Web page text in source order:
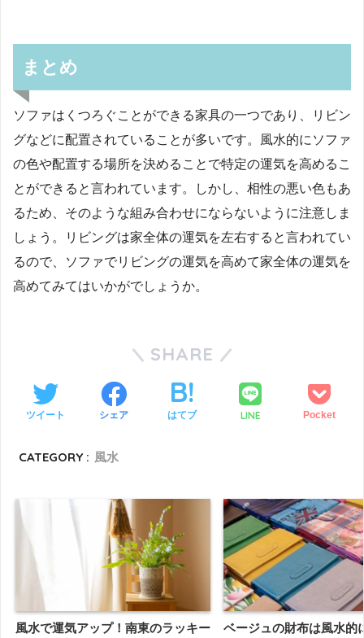
まとめ
ソファはくつろぐことができる家具の一つであり、リビン
グなどに配置されていることが多いです。風水的にソファ
の色や配置する場所を決めることで特定の運気を高めるこ
とができると言われています。しかし、相性の悪い色もあ
るため、そのような組み合わせにならないように注意しま
しょう。リビングは家全体の運気を左右すると言われてい
るので、ソファでリビングの運気を高めて家全体の運気を
高めてみてはいかがでしょうか。
SHARE
ツイート シェア はてブ LINE Pocket
CATEGORY : 風水
風水で運気アップ！南東のラッキー
ベージュの財布は風水的